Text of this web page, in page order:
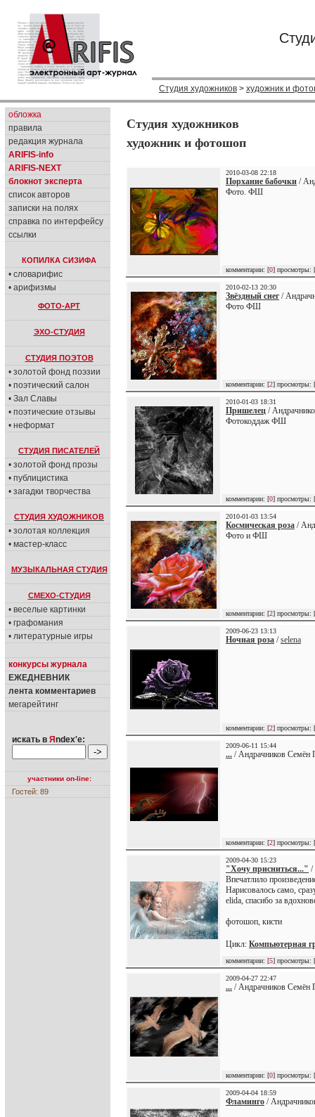
Студия художников > художник и
обложка
правила
редакция журнала
ARIFIS-info
ARIFIS-NEXT
блокнот эксперта
список авторов
записки на полях
справка по интерфейсу
ссылки
КОПИЛКА СИЗИФА
• словарифис
• арифизмы
ФОТО-АРТ
ЭХО-СТУДИЯ
СТУДИЯ ПОЭТОВ
• золотой фонд поэзии
• поэтический салон
• Зал Славы
• поэтические отзывы
• неформат
СТУДИЯ ПИСАТЕЛЕЙ
• золотой фонд прозы
• публицистика
• загадки творчества
СТУДИЯ ХУДОЖНИКОВ
• золотая коллекция
• мастер-класс
МУЗЫКАЛЬНАЯ СТУДИЯ
СМЕХО-СТУДИЯ
• веселые картинки
• графомания
• литературные игры
конкурсы журнала
ЕЖЕДНЕВНИК
лента комментариев
мегарейтинг
искать в Я ndex'е:
участники on-line:
Гостей: 89
Студия художников
художник и фотошоп
2010-03-08 22:18
Порхание бабочки /
Фото. ФШ
комментарии: [0] просмотры: [
2010-02-13 20:30
Звёздный снег/
Фото ФШ
комментарии: [2] просмотры: [
2010-01-03 18:31
Пришелец /
Фотокоддаж ФШ
комментарии: [0] просмотры: [
2010-01-03 13:54
Космическая роза /
Фото и ФШ
комментарии: [2] просмотры: [
2009-06-23 13:13
Ночная роза /selena
комментарии: [2] просмотры: [
2009-06-11 15:44
... / Андрачников Семён
комментарии: [2] просмотры: [
2009-04-30 15:23
"Хочу присниться..." /
Впечатлило
Нарисовалось само,
elida, спасибо за
фотошоп, кисти
Цикл: Компьютерная
комментарии: [5] просмотры: [
2009-04-27 22:47
... / Андрачников Семён
комментарии: [0] просмотры: [
2009-04-04 18:59
Фламинго /